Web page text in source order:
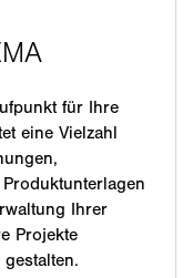
für Ihre
eine Vielzahl
Ihrer
Projekte